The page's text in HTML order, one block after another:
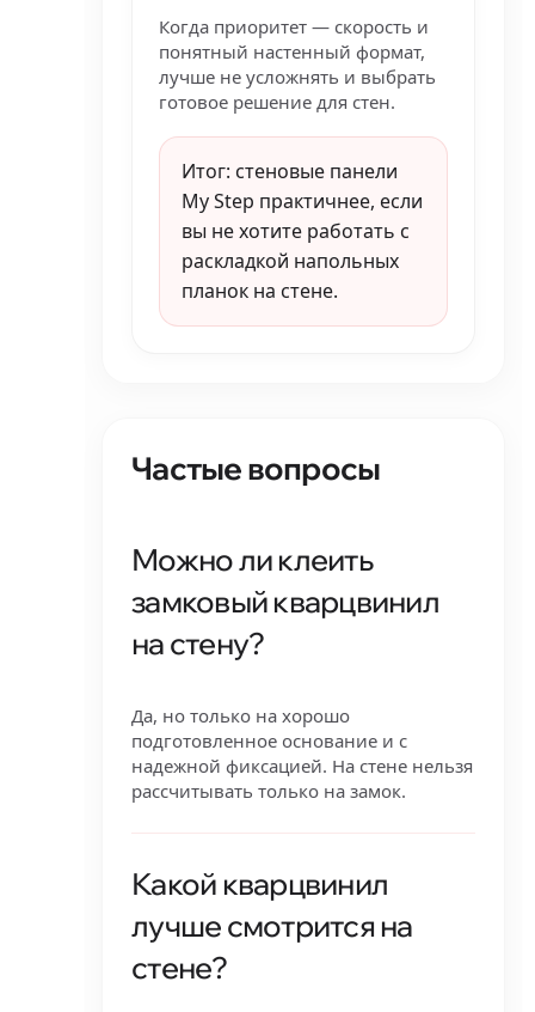
Когда приоритет — скорость и
понятный настенный формат,
лучше не усложнять и выбрать
готовое решение для стен.
Итог: стеновые панели
My Step практичнее, если
вы не хотите работать с
раскладкой напольных
планок на стене.
Частые вопросы
Можно ли клеить
замковый кварцвинил
на стену?
Да, но только на хорошо
подготовленное основание и с
надежной фиксацией. На стене нельзя
рассчитывать только на замок.
Какой кварцвинил
лучше смотрится на
стене?